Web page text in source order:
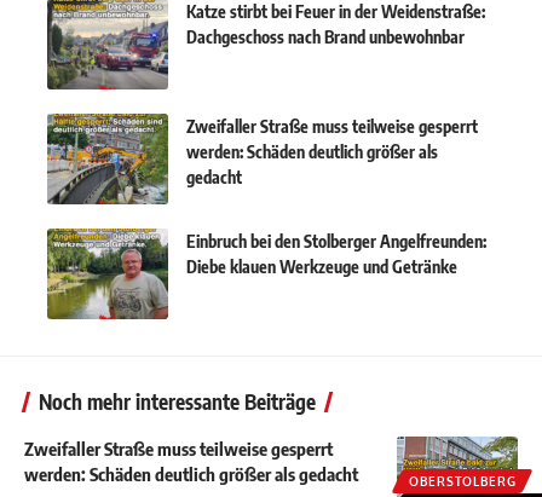
Katze stirbt bei Feuer in der Weidenstraße:
Dachgeschoss nach Brand unbewohnbar
Zweifaller Straße muss teilweise gesperrt
werden: Schäden deutlich größer als
gedacht
Einbruch bei den Stolberger Angelfreunden:
Diebe klauen Werkzeuge und Getränke
Noch mehr interessante Beiträge
OBERSTOLBERG
Zweifaller Straße muss teilweise gesperrt
werden: Schäden deutlich größer als gedacht